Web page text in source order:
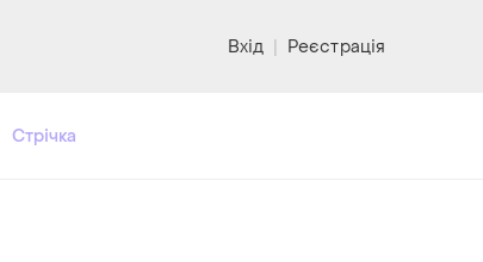
Вхід | Реєстрація
Стрічка